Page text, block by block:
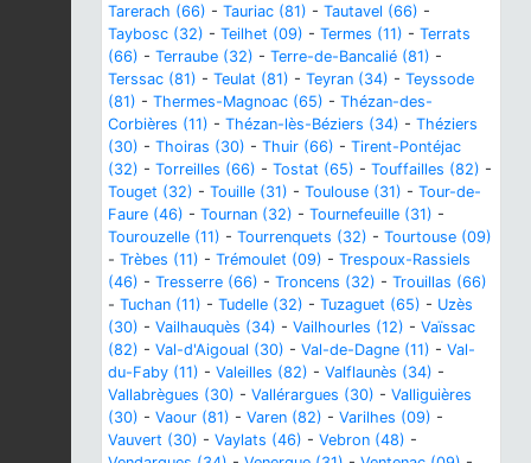
Tarerach (66) - Tauriac (81) - Tautavel (66) -
Taybosc (32) - Teilhet (09) - Termes (11) - Terrats
(66) - Terraube (32) - Terre-de-Bancalié (81) -
Terssac (81) - Teulat (81) - Teyran (34) - Teyssode
(81) - Thermes-Magnoac (65) - Thézan-des-
Corbières (11) - Thézan-lès-Béziers (34) - Théziers
(30) - Thoiras (30) - Thuir (66) - Tirent-Pontéjac
(32) - Torreilles (66) - Tostat (65) - Touffailles (82) -
Touget (32) - Touille (31) - Toulouse (31) - Tour-de-
Faure (46) - Tournan (32) - Tournefeuille (31) -
Tourouzelle (11) - Tourrenquets (32) - Tourtouse (09)
- Trèbes (11) - Trémoulet (09) - Trespoux-Rassiels
(46) - Tresserre (66) - Troncens (32) - Trouillas (66)
- Tuchan (11) - Tudelle (32) - Tuzaguet (65) - Uzès
(30) - Vailhauquès (34) - Vailhourles (12) - Vaïssac
(82) - Val-d'Aigoual (30) - Val-de-Dagne (11) - Val-
du-Faby (11) - Valeilles (82) - Valflaunès (34) -
Vallabrègues (30) - Vallérargues (30) - Valliguières
(30) - Vaour (81) - Varen (82) - Varilhes (09) -
Vauvert (30) - Vaylats (46) - Vebron (48) -